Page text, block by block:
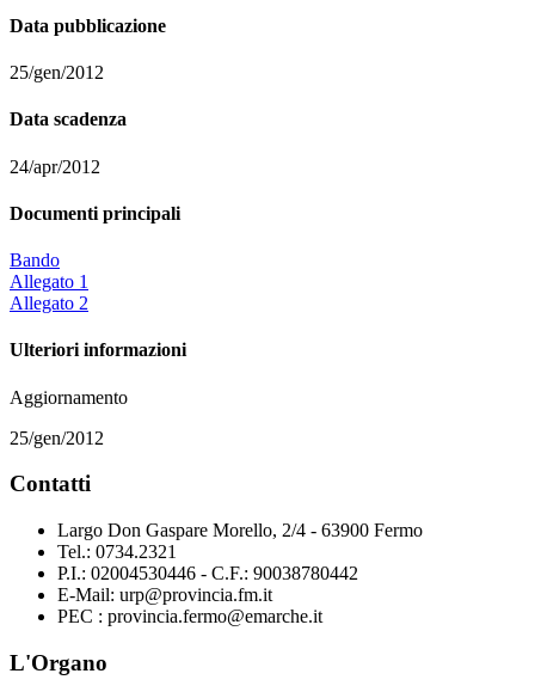
Data pubblicazione
25/gen/2012
Data scadenza
24/apr/2012
Documenti principali
Bando
Allegato 1
Allegato 2
Ulteriori informazioni
Aggiornamento
25/gen/2012
Contatti
Largo Don Gaspare Morello, 2/4 - 63900 Fermo
Tel.: 0734.2321
P.I.: 02004530446 - C.F.: 90038780442
E-Mail: urp@provincia.fm.it
PEC : provincia.fermo@emarche.it
L'Organo